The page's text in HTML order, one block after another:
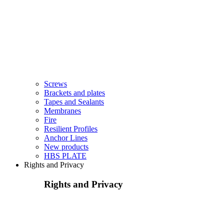
Screws
Brackets and plates
Tapes and Sealants
Membranes
Fire
Resilient Profiles
Anchor Lines
New products
HBS PLATE
Rights and Privacy
Rights and Privacy